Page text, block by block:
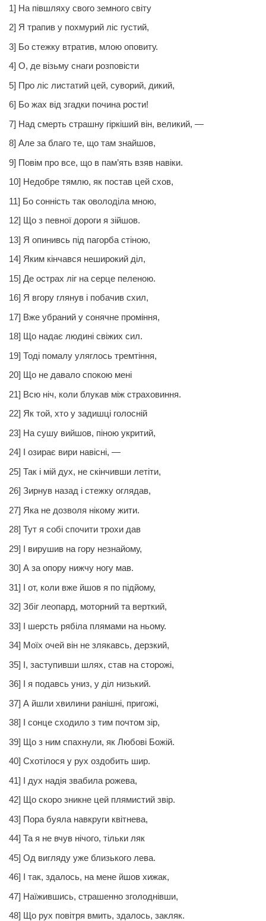
1] На півшляху свого земного світу
2] Я трапив у похмурий ліс густий,
3] Бо стежку втратив, млою оповиту.
4] О, де візьму снаги розповісти
5] Про ліс листатий цей, суворий, дикий,
6] Бо жах від згадки почина рости!
7] Над смерть страшну гіркіший він, великий, —
8] Але за благо те, що там знайшов,
9] Повім про все, що в пам’ять взяв навіки.
10] Недобре тямлю, як постав цей схов,
11] Бо сонність так оволоділа мною,
12] Що з певної дороги я зійшов.
13] Я опинивсь під пагорба стіною,
14] Яким кінчався неширокий діл,
15] Де острах ліг на серце пеленою.
16] Я вгору глянув і побачив схил,
17] Вже убраний у сонячне проміння,
18] Що надає людині свіжих сил.
19] Тоді помалу уляглось тремтіння,
20] Що не давало спокою мені
21] Всю ніч, коли блукав між страховиння.
22] Як той, хто у задишці голосній
23] На сушу вийшов, піною укритий,
24] І озирає вири навісні, —
25] Так і мій дух, не скінчивши летіти,
26] Зирнув назад і стежку оглядав,
27] Яка не дозволя нікому жити.
28] Тут я собі спочити трохи дав
29] І вирушив на гору незнайому,
30] А за опору нижчу ногу мав.
31] І от, коли вже йшов я по підйому,
32] Збіг леопард, моторний та верткий,
33] І шерсть рябіла плямами на ньому.
34] Моїх очей він не злякавсь, дерзкий,
35] І, заступивши шлях, став на сторожі,
36] І я подавсь униз, у діл низький.
37] А йшли хвилини ранішні, пригожі,
38] І сонце сходило з тим почтом зір,
39] Що з ним спахнули, як Любові Божій.
40] Схотілося у рух оздобить шир.
41] І дух надія звабила рожева,
42] Що скоро зникне цей плямистий звір.
43] Пора буяла навкруги квітнева,
44] Та я не вчув нічого, тільки ляк
45] Од вигляду уже близького лева.
46] І так, здалось, на мене йшов хижак,
47] Наїжившись, страшенно зголоднівши,
48] Що рух повітря вмить, здалось, закляк.